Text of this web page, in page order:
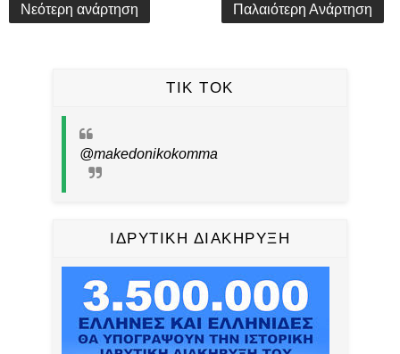
Νεότερη ανάρτηση Παλαιότερη Ανάρτηση
TIK TOK
@makedonikokomma
ΙΔΡΥΤΙΚΗ ΔΙΑΚΗΡΥΞΗ